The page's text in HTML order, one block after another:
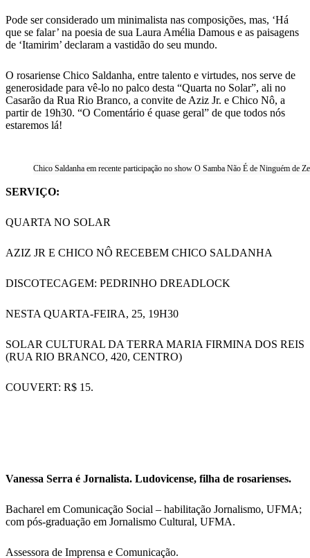
Pode ser considerado um minimalista nas composições, mas, ‘Há
que se falar’ na poesia de sua Laura Amélia Damous e as paisagens
de ‘Itamirim’ declaram a vastidão do seu mundo.
O rosariense Chico Saldanha, entre talento e virtudes, nos serve de
generosidade para vê-lo no palco desta “Quarta no Solar”, ali no
Casarão da Rua Rio Branco, a convite de Aziz Jr. e Chico Nô, a
partir de 19h30. “O Comentário é quase geral” de que todos nós
estaremos lá!
Chico Saldanha em recente participação no show O Samba Não É de Ninguém de
SERVIÇO:
QUARTA NO SOLAR
AZIZ JR E CHICO NÔ RECEBEM CHICO SALDANHA
DISCOTECAGEM: PEDRINHO DREADLOCK
NESTA QUARTA-FEIRA, 25, 19H30
SOLAR CULTURAL DA TERRA MARIA FIRMINA DOS REIS
(RUA RIO BRANCO, 420, CENTRO)
COUVERT: R$ 15.
Vanessa Serra é Jornalista. Ludovicense, filha de rosarienses.
Bacharel em Comunicação Social – habilitação Jornalismo, UFMA;
com pós-graduação em Jornalismo Cultural, UFMA.
Assessora de Imprensa e Comunicação.